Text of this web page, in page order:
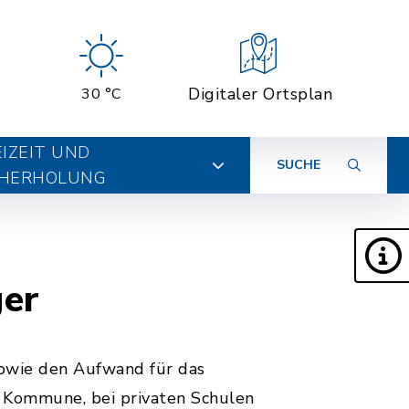
30 °C Digitaler Ortsplan
UND
SUCHE
den Aufwand für das
bei privaten Schulen